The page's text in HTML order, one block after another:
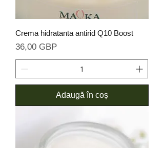
Crema hidratanta antirid Q10 Boost
Preț
36,00 GBP
Adaugă în coș